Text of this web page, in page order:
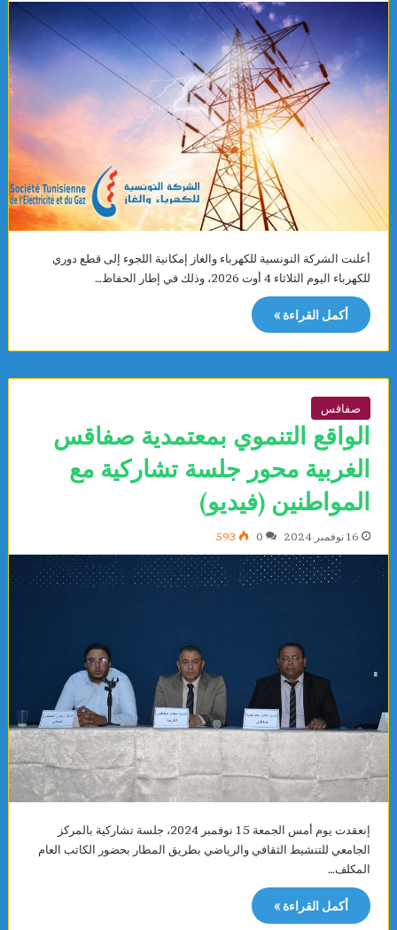
أعلنت الشركة التونسية للكهرباء والغاز إمكانية اللجوء إلى قطع دوري
للكهرباء اليوم الثلاثاء 4 أوت 2026، وذلك في إطار الحفاظ…
أكمل القراءة »
صفاقس
الواقع التنموي بمعتمدية صفاقس
الغربية محور جلسة تشاركية مع
المواطنين (فيديو)
16 نوفمبر 2024 0
593
إنعقدت يوم أمس الجمعة 15 نوفمبر 2024، جلسة تشاركية بالمركز
الجامعي للتنشيط الثقافي والرياضي بطريق المطار بحضور الكاتب العام
المكلف…
أكمل القراءة »